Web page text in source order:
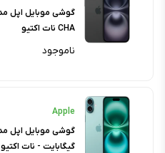
CHA نات اکتیو
ناموجود
Apple
گیگابایت - نات اکتیو